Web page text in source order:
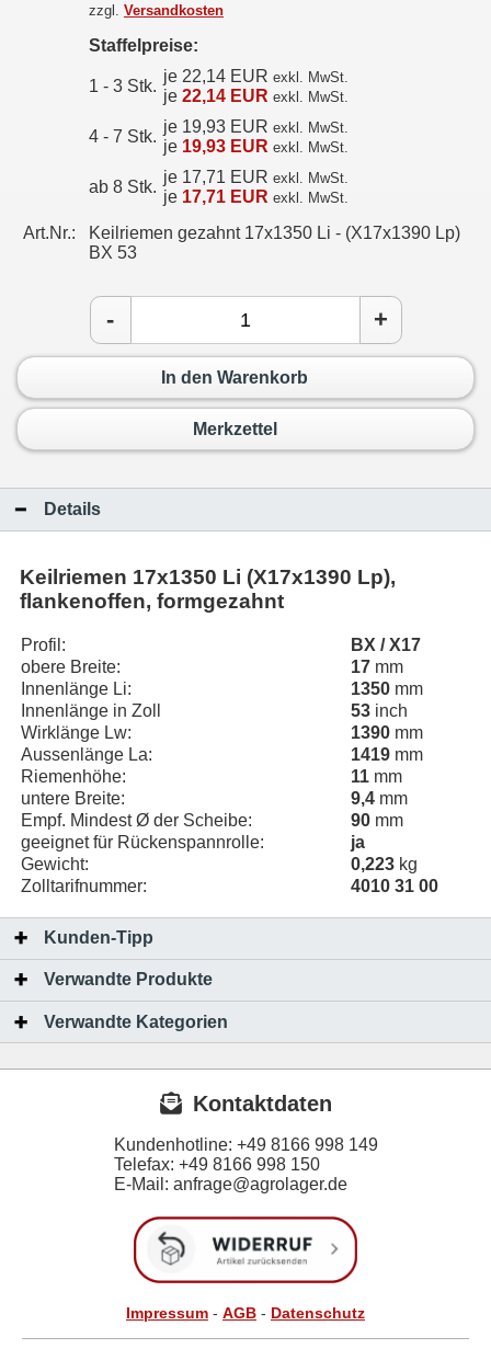
zzgl. Versandkosten
Staffelpreise:
1 - 3 Stk.
je 22,14 EUR exkl. MwSt.
je 22,14 EUR exkl. MwSt.
4 - 7 Stk.
je 19,93 EUR exkl. MwSt.
je 19,93 EUR exkl. MwSt.
ab 8 Stk.
je 17,71 EUR exkl. MwSt.
je 17,71 EUR exkl. MwSt.
Art.Nr.:
Keilriemen gezahnt 17x1350 Li - (X17x1390 Lp)
BX 53
- +
In den Warenkorb
Merkzettel
Details
Keilriemen 17x1350 Li (X17x1390 Lp),
flankenoffen, formgezahnt
Profil:
BX / X17
obere Breite:
17 mm
Innenlänge Li:
1350 mm
Innenlänge in Zoll
53 inch
Wirklänge Lw:
1390 mm
Aussenlänge La:
1419 mm
Riemenhöhe:
11 mm
untere Breite:
9,4 mm
Empf. Mindest Ø der Scheibe:
90 mm
geeignet für Rückenspannrolle:
ja
Gewicht:
0,223 kg
Zolltarifnummer:
4010 31 00
Kunden-Tipp
Verwandte Produkte
Verwandte Kategorien
Kontaktdaten
Kundenhotline: +49 8166 998 149
Telefax: +49 8166 998 150
E-Mail: anfrage@agrolager.de
Impressum - AGB - Datenschutz